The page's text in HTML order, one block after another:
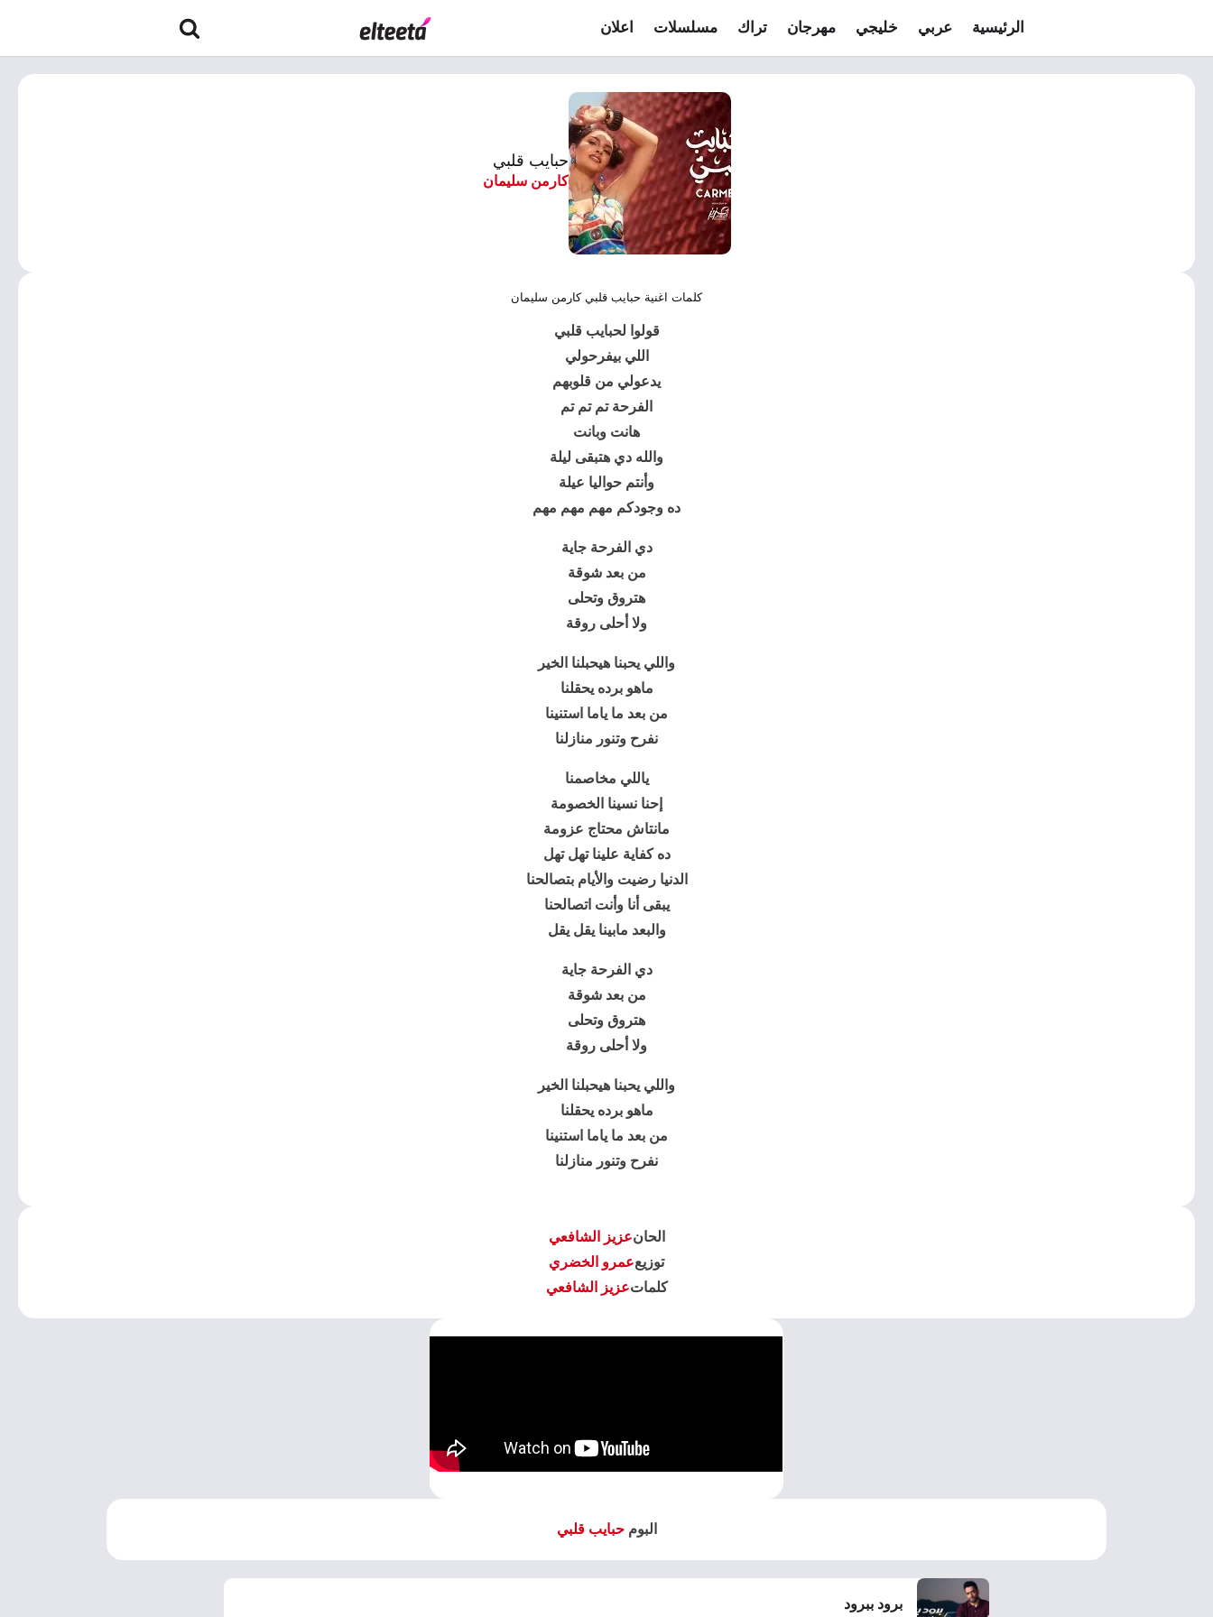
الرئيسية عربي خليجي مهرجان تراك مسلسلات اعلان
حبايب قلبي
كارمن سليمان
كلمات اغنية حبايب قلبي كارمن سليمان
قولوا لحبايب قلبي
اللي بيفرحولي
يدعولي من قلوبهم
الفرحة تم تم تم
هانت وبانت
والله دي هتبقى ليلة
وأنتم حواليا عيلة
ده وجودكم مهم مهم مهم
دي الفرحة جاية
من بعد شوقة
هتروق وتحلى
ولا أحلى روقة
واللي يحبنا هيحبلنا الخير
ماهو برده يحقلنا
من بعد ما ياما استنينا
نفرح وتنور منازلنا
ياللي مخاصمنا
إحنا نسينا الخصومة
مانتاش محتاج عزومة
ده كفاية علينا تهل تهل
الدنيا رضيت والأيام بتصالحنا
يبقى أنا وأنت اتصالحنا
والبعد مابينا يقل يقل
دي الفرحة جاية
من بعد شوقة
هتروق وتحلى
ولا أحلى روقة
واللي يحبنا هيحبلنا الخير
ماهو برده يحقلنا
من بعد ما ياما استنينا
نفرح وتنور منازلنا
الحانعزيز الشافعي
توزيععمرو الخضري
كلماتعزيز الشافعي
البومحبايب قلبي
برود ببرود